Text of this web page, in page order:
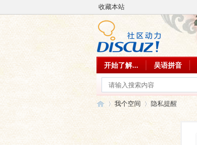
收藏本站
开始了解... 吴语拼音
我个空间 隐私提醒